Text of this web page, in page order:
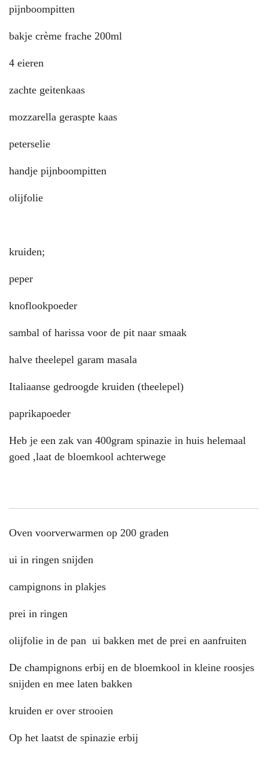
pijnboompitten
bakje crème frache 200ml
4 eieren
zachte geitenkaas
mozzarella geraspte kaas
peterselie
handje pijnboompitten
olijfolie
kruiden;
peper
knoflookpoeder
sambal of harissa voor de pit naar smaak
halve theelepel garam masala
Italiaanse gedroogde kruiden (theelepel)
paprikapoeder
Heb je een zak van 400gram spinazie in huis helemaal
goed ,laat de bloemkool achterwege
Oven voorverwarmen op 200 graden
ui in ringen snijden
campignons in plakjes
prei in ringen
olijfolie in de pan ui bakken met de prei en aanfruiten
De champignons erbij en de bloemkool in kleine roosjes
snijden en mee laten bakken
kruiden er over strooien
Op het laatst de spinazie erbij